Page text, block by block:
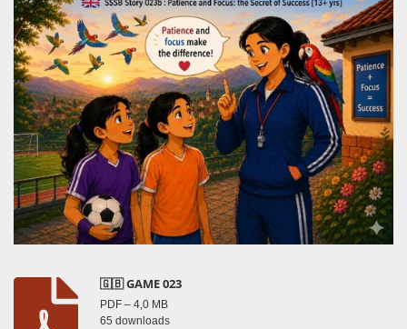
🇬🇧 GAME 023
PDF – 4,0 MB
65 downloads